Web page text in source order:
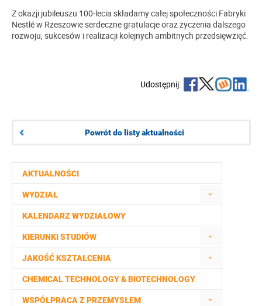
AKTUALNOŚCI
WYDZIAŁ
KALENDARZ WYDZIAŁOWY
KIERUNKI STUDIÓW
JAKOŚĆ KSZTAŁCENIA
CHEMICAL TECHNOLOGY & BIOTECHNOLOGY
WSPÓŁPRACA Z PRZEMYSŁEM
Z okazji jubileuszu 100-lecia składamy całej społeczności Fabryki
Nestlé w Rzeszowie serdeczne gratulacje oraz życzenia dalszego
rozwoju, sukcesów i realizacji kolejnych ambitnych przedsięwzięć.
Udostępnij:
Powrót do listy aktualności